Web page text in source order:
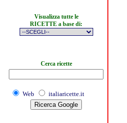
Visualizza tutte le
RICETTE a base di:
Cerca ricette
Web italiaricette.it